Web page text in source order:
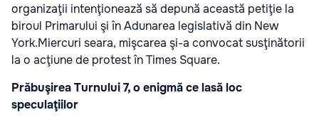
organizaţii intenţionează să depună această petiţie la
biroul Primarului şi în Adunarea legislativă din New
York.Miercuri seara, mişcarea şi-a convocat susţinătorii
la o acţiune de protest în Times Square.
Prăbuşirea Turnului 7, o enigmă ce lasă loc
speculaţiilor